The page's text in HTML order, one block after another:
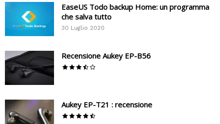
EaseUS Todo backup Home: un programma
che salva tutto
30 Luglio 2020
Recensione Aukey EP-B56
Aukey EP-T21 : recensione